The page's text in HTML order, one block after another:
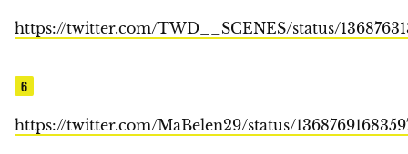
https://twitter.com/TWD__SCENES/status/
6
https://twitter.com/MaBelen29/status/